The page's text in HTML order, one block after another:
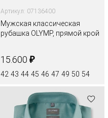
Артикул: 07136400
Мужская классическая
рубашка OLYMP, прямой крой
15.600 ₽
42 43 44 45 46 47 49 50 54